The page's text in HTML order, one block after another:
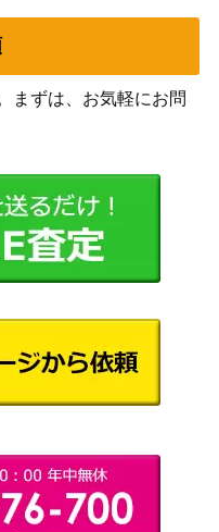
クシア：完
G
（ラヴニカ
のギルド）
ザ・コース
ト
（タルキー
ル：龍嵐
Wizards
（指輪物
語：中つ国
まずは、お気軽にお問